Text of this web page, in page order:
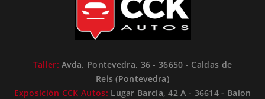
Taller:Avda. Pontevedra, 36 - 36650 - Caldas de
Reis (Pontevedra)
Exposición CCK Autos: Lugar Barcia, 42 A - 36614 - Baion